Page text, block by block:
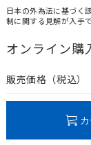
日本の外為法に基づく
制に関する見解が入手で
オンライン購
販売価格（税込）